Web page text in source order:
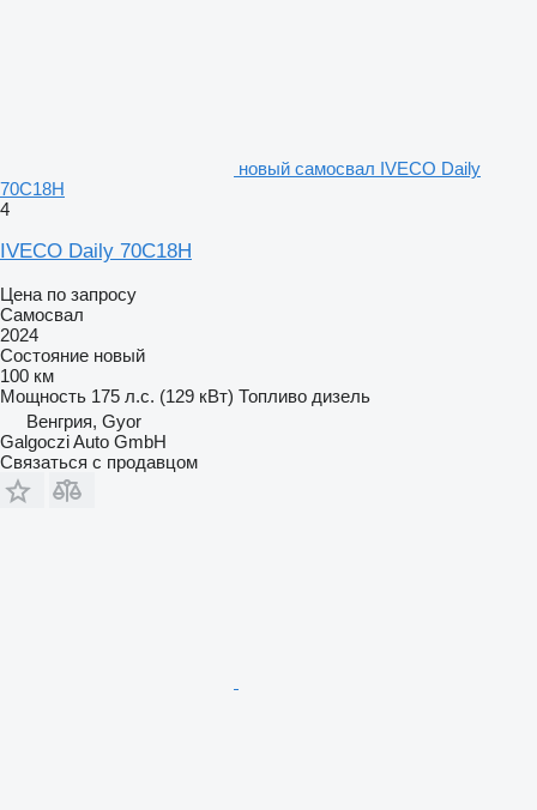
новый самосвал IVECO Daily
70C18H
4
IVECO Daily 70C18H
Цена по запросу
Самосвал
2024
Состояние новый
100 км
Мощность 175 л.с. (129 кВт) Топливо дизель
Венгрия, Gyor
Galgoczi Auto GmbH
Связаться с продавцом